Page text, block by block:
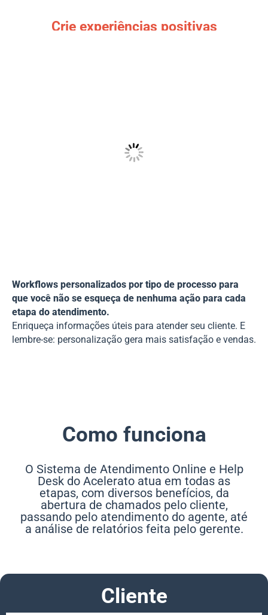
Crie experiências positivas
Workflows personalizados por tipo de processo para
que você não se esqueça de nenhuma ação para cada
etapa do atendimento.
Enriqueça informações úteis para atender seu cliente. E
lembre-se: personalização gera mais satisfação e vendas.
Como funciona
O Sistema de Atendimento Online e Help
Desk do Acelerato atua em todas as
etapas, com diversos benefícios, da
abertura de chamados pelo cliente,
passando pelo atendimento do agente, até
a análise de relatórios feita pelo gerente.
Cliente